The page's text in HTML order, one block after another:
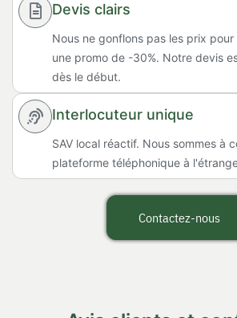
Devis clairs
Nous ne gonflons pas les prix
une promo de -30%. Notre devis
dès le début.
Interlocuteur unique
SAV local réactif. Nous sommes à
plateforme téléphonique à
Contactez-nous